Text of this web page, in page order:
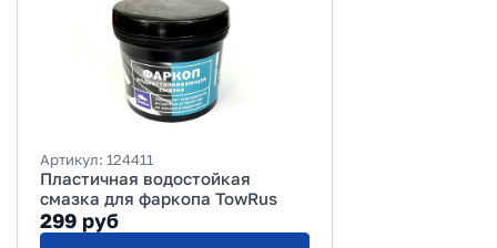
Артикул: 124411
Пластичная водостойкая
смазка для фаркопа TowRus
299 руб